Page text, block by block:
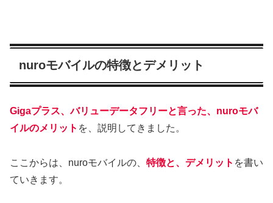
nuroモバイルの特徴とデメリット
Gigaプラス、バリューデータフリーと言った、nuroモバ
イルのメリット を、説明してきました。
ここからは、nuroモバイルの、 特徴と、デメリット を書い
ていきます。